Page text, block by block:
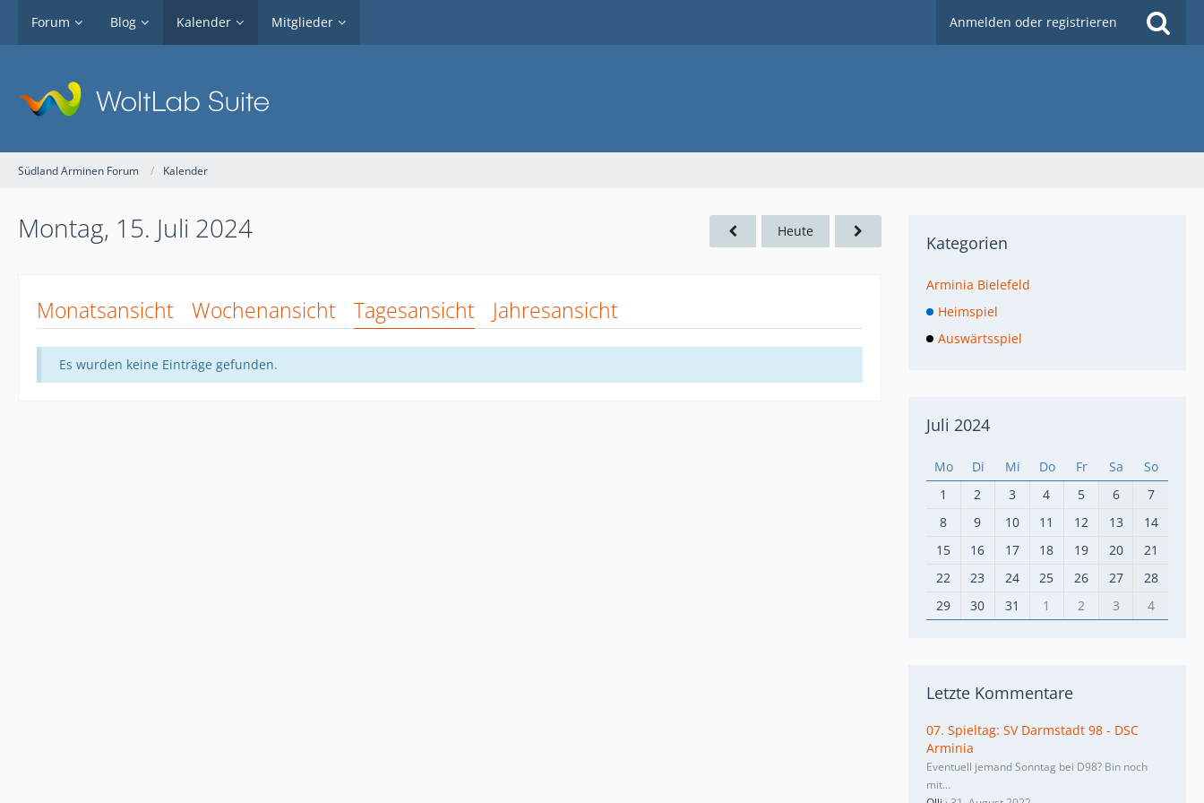
Forum Blog Kalender Mitglieder Anmelden oder registrieren
Südland Arminen Forum Kalender
Montag, 15. Juli 2024 Heute
Monatsansicht Wochenansicht Tagesansicht Jahresansicht
Es wurden keine Einträge gefunden.
Kategorien
Arminia Bielefeld
Heimspiel
Auswärtsspiel
Juli 2024
Mo Di Mi Do Fr Sa
So
1
2 3 4 5 6
7
8
9 10 11 12 13
14
15
16 17 18 19 20
21
22
23 24 25 26 27
28
29
30 31 1 2 3 4
Letzte Kommentare
07. Spieltag: SV Darmstadt 98 - DSC
Arminia
Eventuell jemand Sonntag bei D98? Bin noch
mit…